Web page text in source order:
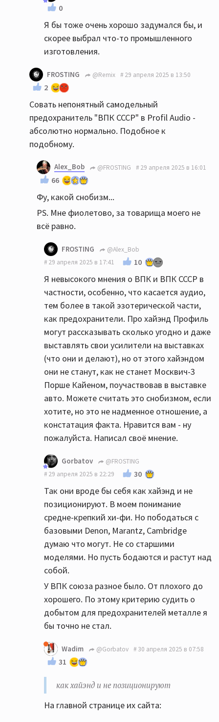
0
Я бы тоже очень хорошо задумался бы, и
скорее выбрал что-то промышленного
изготовления.
FROSTING @Remix 29 апреля 2025 в 13:50
2
Совать непонятный самодельный
предохранитель "ВПК СССР" в Profil Audio -
абсолютно нормально. Подобное к
подобному.
Alex_Bob @FROSTING 29 апреля 2025 в 16:01
66
Фу, какой снобизм...
PS. Мне фиолетово, за товарища моего не
всё равно.
FROSTING
@Alex_Bob
29 апреля 2025 в 17:41
10
Я невысокого мнения о ВПК и ВПК СССР в
частности, особенно, что касается аудио,
тем более в такой эзотерической части,
как предохранители. Про хайэнд Профиль
могут рассказывать сколько угодно и даже
выставлять свои усилители на выставках
(что они и делают), но от этого хайэндом
они не станут, как не станет Москвич-3
Порше Кайеном, поучаствовав в выставке
авто. Можете считать это снобизмом, если
хотите, но это не надменное отношение, а
констатация факта. Нравится вам - ну
пожалуйста. Написал своё мнение.
Gorbatov
@FROSTING
29 апреля 2025 в 22:29
30
Так они вроде бы себя как хайэнд и не
позиционируют. В моем понимание
средне-крепкий хи-фи. Но пободаться с
базовыми Denon, Marantz, Cambridge
думаю что могут. Не со старшими
моделями. Но пусть бодаются и растут над
собой.
У ВПК союза разное было. От плохого до
хорошего. По этому критерию судить о
добытом для предохранителей металле я
бы точно не стал.
Wadim @Gorbatov 30 апреля 2025 в 07:58
31
как хайэнд и не позиционируют
На главной странице их сайта: